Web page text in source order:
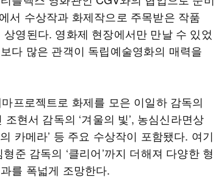
서 수상작과 화제작으로 주목받은 작품
영된다. 영화제 현장에서만 만날 수 있었
다 많은 관객이 독립예술영화의 매력을
프로젝트로 화제를 모은 이일하 감독의
조현서 감독의 ‘겨울의 빛’, 농심신라면상
카메라’ 등 주요 수상작이 포함됐다. 여기
준 감독의 ‘클리어’까지 더해져 다양한 형
를 폭넓게 조망한다.